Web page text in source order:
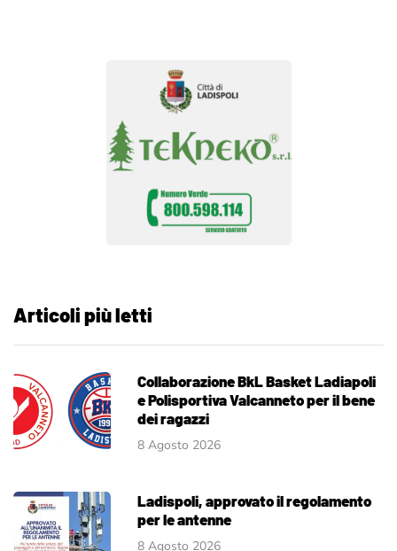
Articoli più letti
Collaborazione BkL Basket Ladiapoli
e Polisportiva Valcanneto per il bene
dei ragazzi
8 Agosto 2026
Ladispoli, approvato il regolamento
per le antenne
8 Agosto 2026